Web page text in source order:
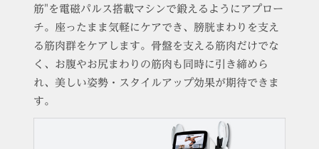
筋"を電磁パルス搭載マシンで鍛えるようにアプロー
チ。座ったまま気軽にケアでき、膀胱まわりを支え
る筋肉群をケアします。骨盤を支える筋肉だけでな
く、お腹やお尻まわりの筋肉も同時に引き締めら
れ、美しい姿勢・スタイルアップ効果が期待できま
す。